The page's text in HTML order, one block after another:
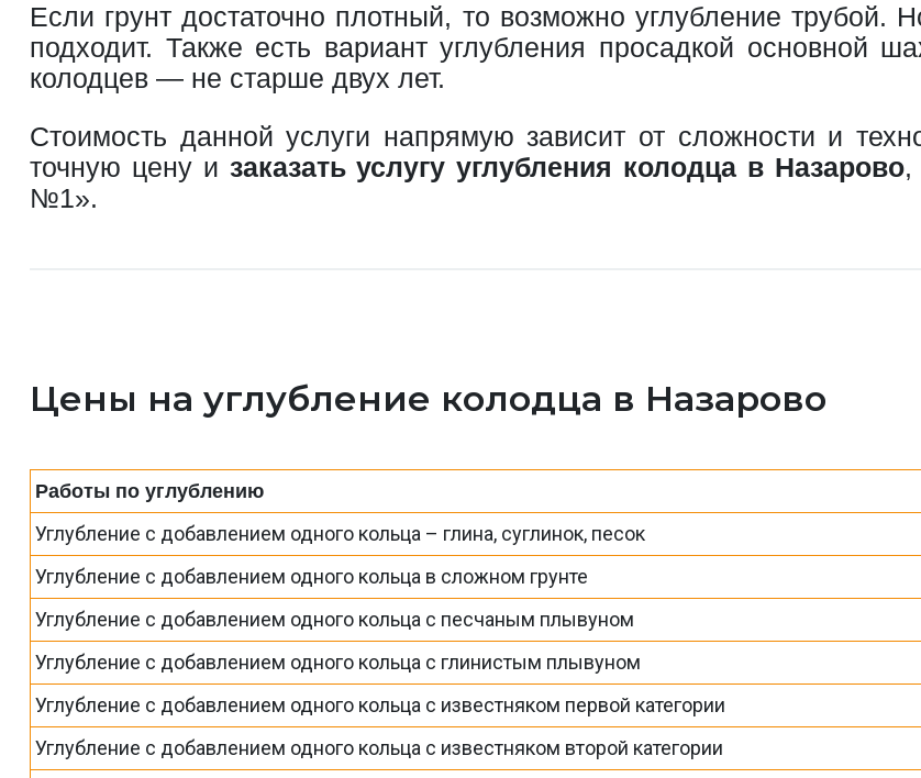
Если грунт достаточно плотный, то возможно углубление трубой.
подходит. Также есть вариант углубления просадкой основной
колодцев — не старше двух лет.
Стоимость данной услуги напрямую зависит от сложности и
точную цену и заказать услугу углубления колодца в Назарово,
№1».
Цены на углубление колодца в Назарово
Работы по углублению
Углубление с добавлением одного кольца – глина, суглинок, песок
Углубление с добавлением одного кольца в сложном грунте
Углубление с добавлением одного кольца с песчаным плывуном
Углубление с добавлением одного кольца с глинистым плывуном
Углубление с добавлением одного кольца с известняком первой категории
Углубление с добавлением одного кольца с известняком второй категории